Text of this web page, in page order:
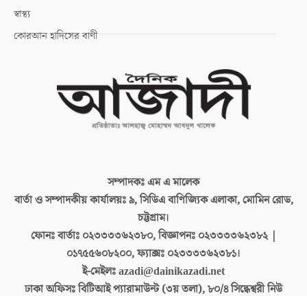
স্বাস্থ্য
কোরআন হাদিসের বাণী
সম্পাদকঃএম এ মালেক
বার্তা ও সম্পাদকীয় কার্যালয়ঃ৯, সিডিএ বাণিজ্যিক এলাকা, মোমিন রোড,
চট্টগ্রাম।
ফোনঃ বার্তাঃ ০২৩৩৩৩৬২৩৮০, বিজ্ঞাপনঃ ০২৩৩৩৩৬২৩৮২ |
০১৭৫৫৬০৮২০০, ফ্যাক্সঃ ০২৩৩৩৩৬২৩৮১।
ই-মেইলঃazadi@dainikazadi.net
ঢাকা অফিসঃবিটিআই প্যারামাউন্ট (৩য় তলা), ৮০/৪ সিদ্ধেশ্বরী নিউ